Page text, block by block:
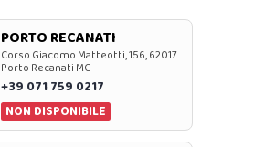
PORTO RECANATI
Corso Giacomo Matteotti, 156, 62017
Porto Recanati MC
+39 071 759 0217
NON DISPONIBILE